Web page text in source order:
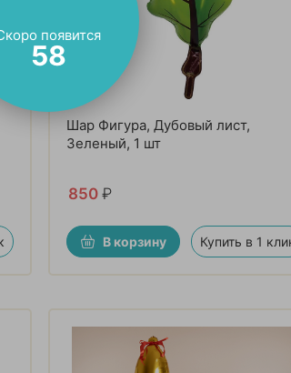
Шар Фигура, Дубовый лист,
Зеленый, 1 шт
850 ₽
В корзину Купить в 1
появится
57